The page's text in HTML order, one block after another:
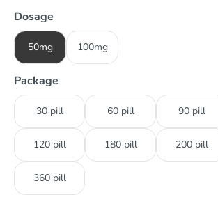
Dosage
50mg 100mg
Package
30 pill 60 pill 90 pill
120 pill 180 pill 200 pill
360 pill